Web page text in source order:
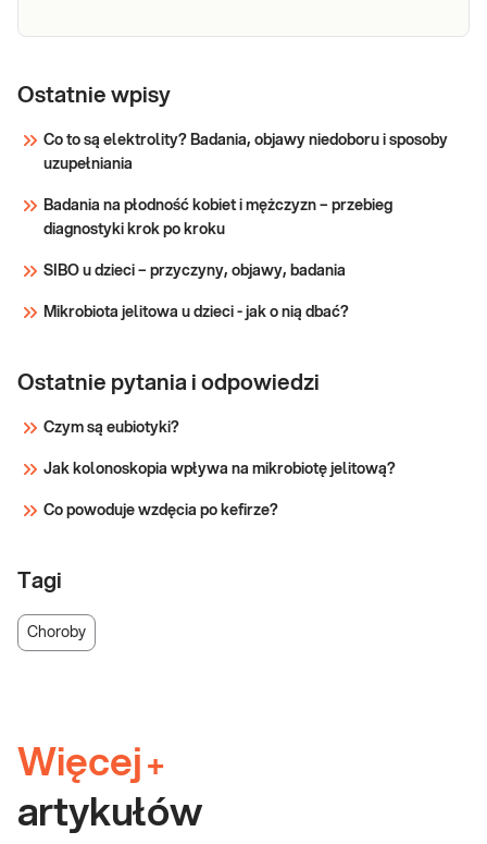
badań na
mężczyzna
przypadku przewlekłego narażenia na stres →
W przypadku występowania objawów, takich
dolegliwości żołądkowo-jelitow
Sprawdź
Ostatnie wpisy
Co to są elektrolity? Badania, objawy niedoboru i sposoby
uzupełniania
Badania na płodność kobiet i mężczyzn – przebieg
diagnostyki krok po kroku
SIBO u dzieci – przyczyny, objawy, badania
Mikrobiota jelitowa u dzieci - jak o nią dbać?
Ostatnie pytania i odpowiedzi
Czym są eubiotyki?
Jak kolonoskopia wpływa na mikrobiotę jelitową?
Co powoduje wzdęcia po kefirze?
Tagi
Choroby
Więcej +
artykułów